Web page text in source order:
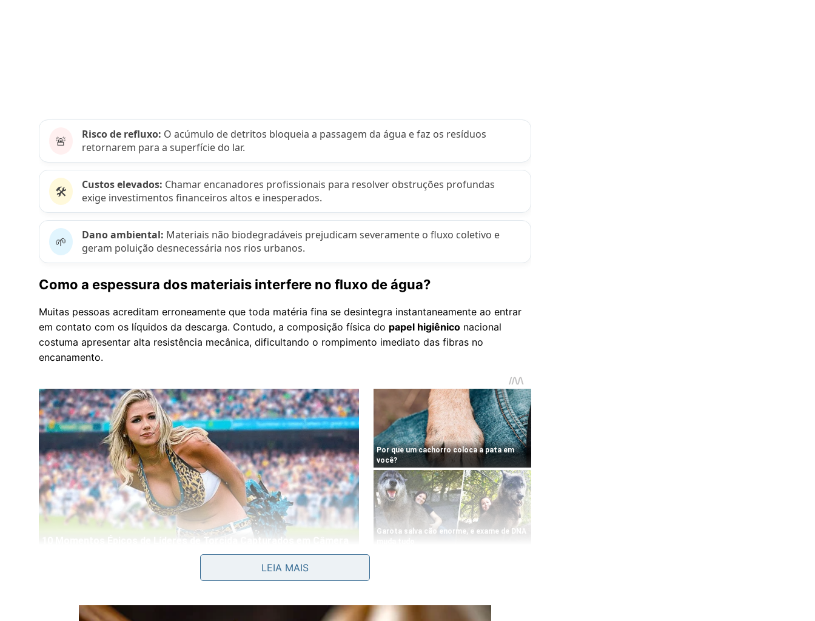
🚨 Risco de refluxo: O acúmulo de detritos bloqueia a passagem da água e faz os resíduos
retornarem para a superfície do lar.
🛠️ Custos elevados: Chamar encanadores profissionais para resolver obstruções profundas
exige investimentos financeiros altos e inesperados.
🌱 Dano ambiental: Materiais não biodegradáveis prejudicam severamente o fluxo coletivo e
geram poluição desnecessária nos rios urbanos.
Como a espessura dos materiais interfere no fluxo de água?
Muitas pessoas acreditam erroneamente que toda matéria fina se desintegra instantaneamente ao entrar
em contato com os líquidos da descarga. Contudo, a composição física do papel higiênico nacional
costuma apresentar alta resistência mecânica, dificultando o rompimento imediato das fibras no
encanamento.
Com o passar do tempo, esse acúmulo volumoso diminui o diâmetro útil das curvas, reduzindo
drasticamente a velocidade do escoamento geral. Essa retenção prolongada compromete diretamente a
LEIA MAIS